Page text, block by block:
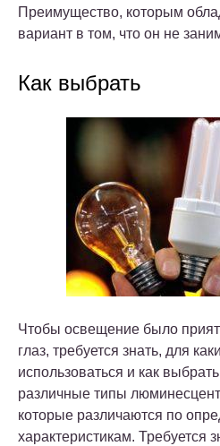
Преимущество, которым
вариант в том, что он не
Как выбрать
Чтобы освещение было
глаз, требуется знать, для
использоваться и как
различные типы
которые различаются по
характеристикам. Требуется